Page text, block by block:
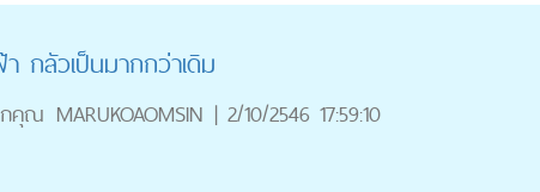
กลัวเป็นมากกว่าเดิม
คุณ MARUKOAOMSIN | 2/10/2546 17:59:10